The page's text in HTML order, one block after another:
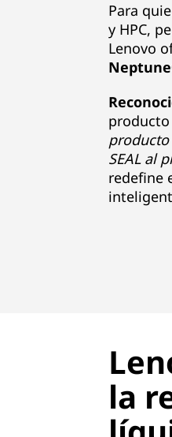
Para
y HPC,
Lenovo
producto
producto
SEAL al
redefine
la